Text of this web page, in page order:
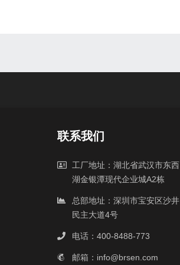
联系我们
工厂地址：湖北省武汉市东西
湖金银潭现代企业城A2栋
总部地址：深圳市宝安区沙井
民主大道4号
电话：400-8488-773
邮箱：info@brsen.com